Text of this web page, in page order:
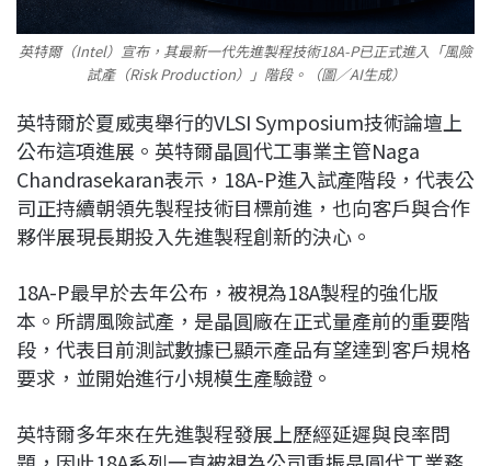
英特爾（Intel）宣布，其最新一代先進製程技術18A-P已正式進入「風險
試產（Risk Production）」階段。（圖／AI生成）
英特爾於夏威夷舉行的VLSI Symposium技術論壇上
公布這項進展。英特爾晶圓代工事業主管Naga
Chandrasekaran表示，18A-P進入試產階段，代表公
司正持續朝領先製程技術目標前進，也向客戶與合作
夥伴展現長期投入先進製程創新的決心。
18A-P最早於去年公布，被視為18A製程的強化版
本。所謂風險試產，是晶圓廠在正式量產前的重要階
段，代表目前測試數據已顯示產品有望達到客戶規格
要求，並開始進行小規模生產驗證。
英特爾多年來在先進製程發展上歷經延遲與良率問